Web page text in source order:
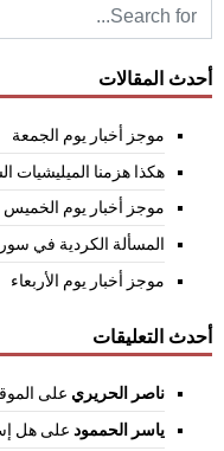
أحدث المقالات
موجز أخبار يوم الجمعة
هكذا هزمنا الميليشيات
موجز أخبار يوم الخميس
المسألة الكردية في
موجز أخبار يوم الأربعاء
أحدث التعليقات
ناصر الحريري على
ياسر الحممود على هل